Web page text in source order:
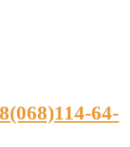
64-